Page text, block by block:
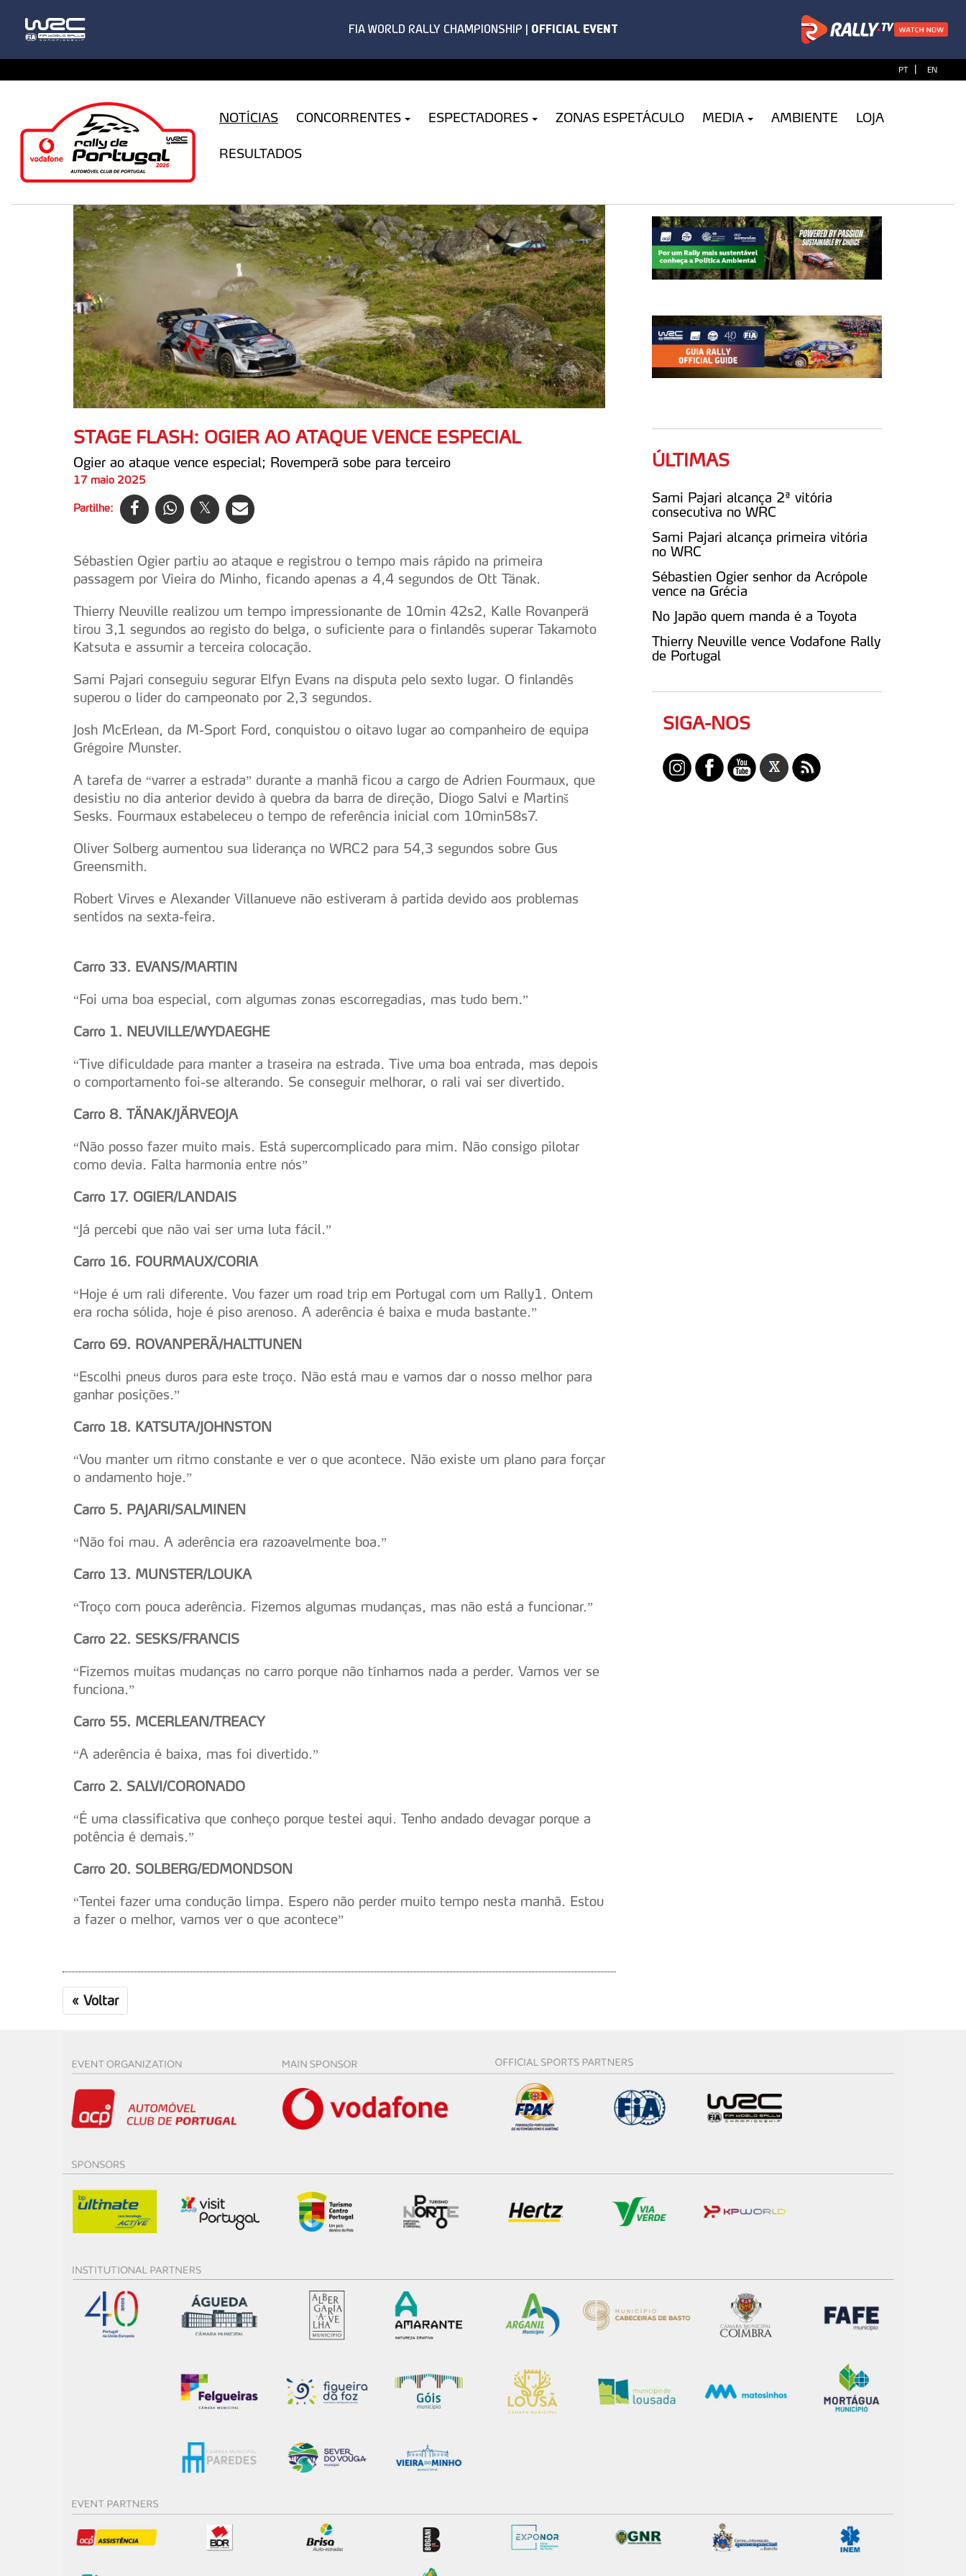
PT | EN
NOTÍCIAS CONCORRENTES ESPECTADORES ZONAS ESPETÁCULO MEDIA AMBIENTE LOJA
RESULTADOS
STAGE FLASH: OGIER AO ATAQUE VENCE ESPECIAL
Ogier ao ataque vence especial; Rovemperã sobe para terceiro
17 maio 2025
Partilhe:
Sébastien Ogier partiu ao ataque e registrou o tempo mais rápido na primeira
passagem por Vieira do Minho, ficando apenas a 4,4 segundos de Ott Tänak.
Thierry Neuville realizou um tempo impressionante de 10min 42s2, Kalle Rovanperä
tirou 3,1 segundos ao registo do belga, o suficiente para o finlandês superar Takamoto
Katsuta e assumir a terceira colocação.
Sami Pajari conseguiu segurar Elfyn Evans na disputa pelo sexto lugar. O finlandês
superou o líder do campeonato por 2,3 segundos.
Josh McErlean, da M-Sport Ford, conquistou o oitavo lugar ao companheiro de equipa
Grégoire Munster.
A tarefa de “varrer a estrada” durante a manhã ficou a cargo de Adrien Fourmaux, que
desistiu no dia anterior devido à quebra da barra de direção, Diogo Salvi e Martinš
Sesks. Fourmaux estabeleceu o tempo de referência inicial com 10min58s7.
Oliver Solberg aumentou sua liderança no WRC2 para 54,3 segundos sobre Gus
Greensmith.
Robert Virves e Alexander Villanueve não estiveram à partida devido aos problemas
sentidos na sexta-feira.
Carro 33. EVANS/MARTIN
“Foi uma boa especial, com algumas zonas escorregadias, mas tudo bem.”
Carro 1. NEUVILLE/WYDAEGHE
“Tive dificuldade para manter a traseira na estrada. Tive uma boa entrada, mas depois
o comportamento foi-se alterando. Se conseguir melhorar, o rali vai ser divertido.
Carro 8. TÄNAK/JÄRVEOJA
“Não posso fazer muito mais. Está supercomplicado para mim. Não consigo pilotar
como devia. Falta harmonia entre nós”
Carro 17. OGIER/LANDAIS
“Já percebi que não vai ser uma luta fácil.”
Carro 16. FOURMAUX/CORIA
“Hoje é um rali diferente. Vou fazer um road trip em Portugal com um Rally1. Ontem
era rocha sólida, hoje é piso arenoso. A aderência é baixa e muda bastante.”
Carro 69. ROVANPERÄ/HALTTUNEN
“Escolhi pneus duros para este troço. Não está mau e vamos dar o nosso melhor para
ganhar posições.”
Carro 18. KATSUTA/JOHNSTON
“Vou manter um ritmo constante e ver o que acontece. Não existe um plano para forçar
o andamento hoje.”
Carro 5. PAJARI/SALMINEN
“Não foi mau. A aderência era razoavelmente boa.”
Carro 13. MUNSTER/LOUKA
“Troço com pouca aderência. Fizemos algumas mudanças, mas não está a funcionar.”
Carro 22. SESKS/FRANCIS
“Fizemos muitas mudanças no carro porque não tínhamos nada a perder. Vamos ver se
funciona.”
Carro 55. MCERLEAN/TREACY
“A aderência é baixa, mas foi divertido.”
Carro 2. SALVI/CORONADO
“É uma classificativa que conheço porque testei aqui. Tenho andado devagar porque a
potência é demais.”
Carro 20. SOLBERG/EDMONDSON
“Tentei fazer uma condução limpa. Espero não perder muito tempo nesta manhã. Estou
a fazer o melhor, vamos ver o que acontece”
« Voltar
ÚLTIMAS
Sami Pajari alcança 2ª vitória
consecutiva no WRC
Sami Pajari alcança primeira vitória
no WRC
Sébastien Ogier senhor da Acrópole
vence na Grécia
No Japão quem manda é a Toyota
Thierry Neuville vence Vodafone Rally
de Portugal
SIGA-NOS